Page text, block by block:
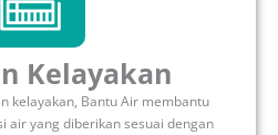
Kelayakan
kelayakan, Bantu Air membantu
air yang diberikan sesuai dengan